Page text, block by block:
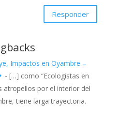
Responder
Impactos en Oyambre –
- […] como “Ecologistas en
atropellos por el interior del
tiene larga trayectoria.